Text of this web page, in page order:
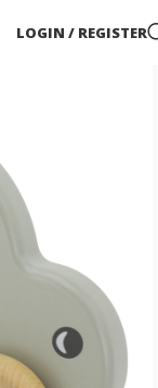
LOGIN / REGISTER